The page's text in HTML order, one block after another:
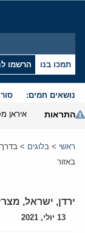
תמכו בנו הרשמו
נושאים חמים:
התראות
ראשי > בלוגים >
באזור
ירדן, ישראל,
13 יולי, 2021